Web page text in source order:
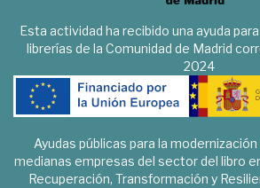
Esta actividad ha recibido una ayuda
librerías de la Comunidad de Madrid
2024
Ayudas públicas para la
medianas empresas del sector del libro
Recuperación, Transformación y